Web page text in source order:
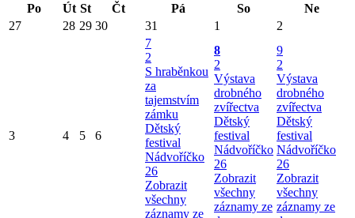
Po
Út St Čt Pá So
Ne
27
28 29 30 31 1 2
3 4 5 6
7
2
S hraběnkou
za
tajemstvím
zámku
Dětský
festival
Nádvoříčko
26
Zobrazit
všechny
záznamy ze
8
2
Výstava
drobného
zvířectva
Dětský
festival
Nádvoříčko
26
Zobrazit
všechny
záznamy ze
9
2
Výstava
drobného
zvířectva
Dětský
festival
Nádvoříčko
26
Zobrazit
všechny
záznamy ze